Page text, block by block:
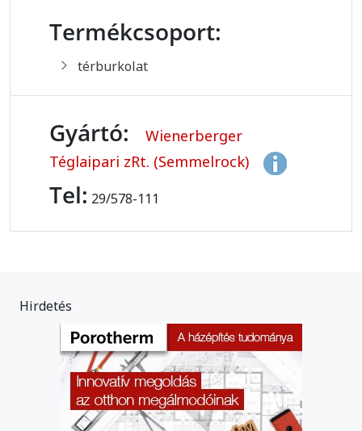
Termékcsoport:
térburkolat
Gyártó:
Wienerberger
Téglaipari zRt. (Semmelrock)
Tel: 29/578-111
Hirdetés